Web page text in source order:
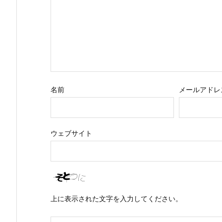
名前 メールアドレ
ウェブサイト
上に表示された文字を入力してください。